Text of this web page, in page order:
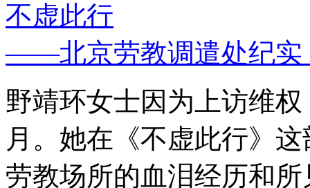
不虚此行
——北京劳教调遣处纪实
野靖环女士因为上访维
月。她在《不虚此行》
劳教场所的血泪经历和